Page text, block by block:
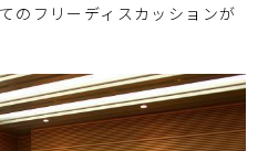
のフリーディスカッションが